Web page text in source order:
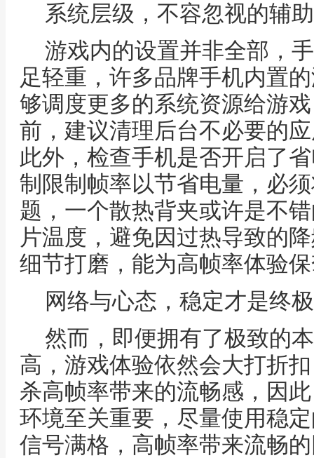
系统层级，不容忽视的辅
游戏内的设置并非全部，
足轻重，许多品牌手机内置
够调度更多的系统资源给游
前，建议清理后台不必要的
此外，检查手机是否开启了
制限制帧率以节省电量，必
题，一个散热背夹或许是不
片温度，避免因过热导致的
细节打磨，能为高帧率体验
网络与心态，稳定才是终
然而，即便拥有了极致的
高，游戏体验依然会大打折
杀高帧率带来的流畅感，因
环境至关重要，尽量使用稳
信号满格，高帧率带来流畅